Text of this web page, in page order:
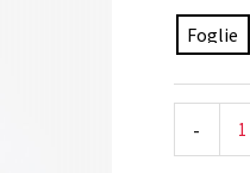
Foglie
-